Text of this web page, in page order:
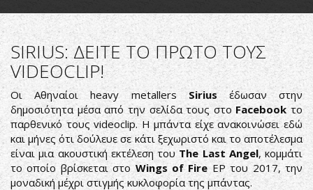
SIRIUS: ΔΕΙΤΕ ΤΟ ΠΡΩΤΟ ΤΟΥΣ
VIDEOCLIP!
Οι Αθηναίοι heavy metallersSirius έδωσαν στην
δημοσιότητα μέσα από την σελίδα τους στο Facebook το
παρθενικό τους videoclip. Η μπάντα είχε ανακοινώσει εδώ
και μήνες ότι δούλευε σε κάτι ξεχωριστό και το αποτέλεσμα
είναι μια ακουστική εκτέλεση του The Last Angel, κομμάτι
το οποίο βρίσκεται στο Wings of Fire EP του 2017, την
μοναδική μέχρι στιγμής κυκλοφορία της μπάντας.